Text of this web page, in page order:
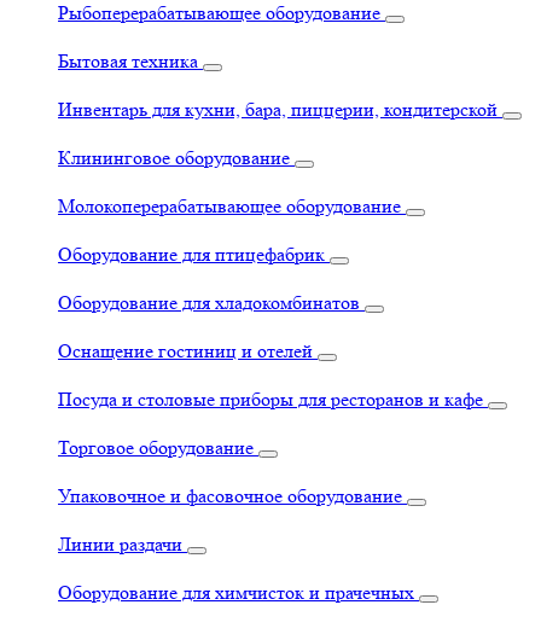
Рыбоперерабатывающее оборудование
Бытовая техника
Инвентарь для кухни, бара, пиццерии, кондитерской
Клининговое оборудование
Молокоперерабатывающее оборудование
Оборудование для птицефабрик
Оборудование для хладокомбинатов
Оснащение гостиниц и отелей
Посуда и столовые приборы для ресторанов и кафе
Торговое оборудование
Упаковочное и фасовочное оборудование
Линии раздачи
Оборудование для химчисток и прачечных